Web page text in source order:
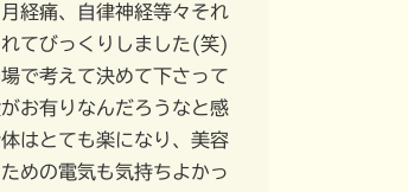
経痛、自律神経等々それ
てびっくりしました(笑)
で考えて決めて下さって
お有りなんだろうなと感
はとても楽になり、美容
めの電気も気持ちよかっ